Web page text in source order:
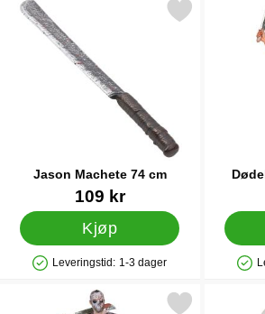
Jason Machete 74 cm
Varenummer 83961
109 kr
Kjøp
Produkttilgjengelighet: På lager
Leveringstid: 1-3 dager
Merk jason Machete 74 cm som
Merk
Merk jason Kostyme med Maske